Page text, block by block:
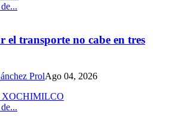
el transporte no cabe en tres
ProlAgo 04, 2026